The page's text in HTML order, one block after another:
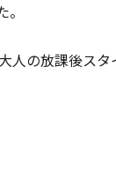
人の放課後ス